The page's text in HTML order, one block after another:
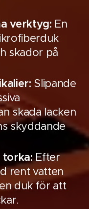
verktyg: En
skador på
Slipande
skada lacken
skyddande
torka:Efter
rent vatten
duk för att